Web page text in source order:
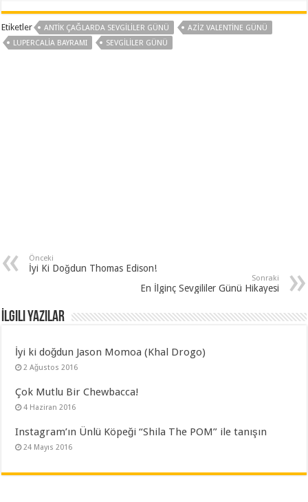
Etiketler ANTIK ÇAĞLARDA SEVGILILER GÜNÜ
AZIZ VALENTINE GÜNÜ
LUPERCALIA BAYRAMI
SEVGILILER GÜNÜ
Önceki
İyi Ki Doğdun Thomas Edison!
Sonraki
En İlginç Sevgililer Günü Hikayesi
İlgili Yazılar
İyi ki doğdun Jason Momoa (Khal Drogo)
2 Ağustos 2016
Çok Mutlu Bir Chewbacca!
4 Haziran 2016
Instagram’ın Ünlü Köpeği “Shila The POM” ile tanışın
24 Mayıs 2016